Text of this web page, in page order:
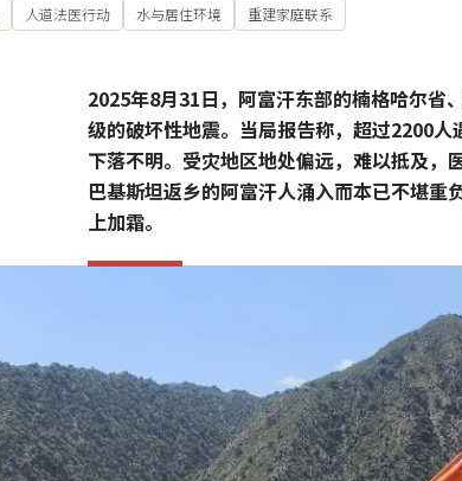
人道法医行动 水与居住环境 重建家庭联系
2025年8月31日，阿富汗东部的楠格哈尔省
级的破坏性地震。当局报告称，超过2200
下落不明。受灾地区地处偏远，难以抵及，
巴基斯坦返乡的阿富汗人涌入而本已不堪重
上加霜。